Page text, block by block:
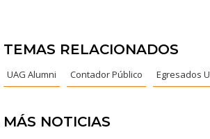
TEMAS RELACIONADOS
UAG Alumni Contador Público Egresados
MÁS NOTICIAS